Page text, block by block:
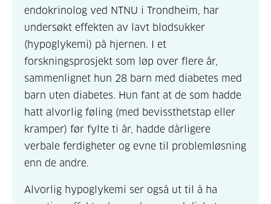
endokrinolog ved NTNU i Trondheim, har
undersøkt effekten av lavt blodsukker
(hypoglykemi) på hjernen. I et
forskningsprosjekt som løp over flere år,
sammenlignet hun 28 barn med diabetes med
barn uten diabetes. Hun fant at de som hadde
hatt alvorlig føling (med bevissthetstap eller
kramper) før fylte ti år, hadde dårligere
verbale ferdigheter og evne til problemløsning
enn de andre.
Alvorlig hypoglykemi ser også ut til å ha